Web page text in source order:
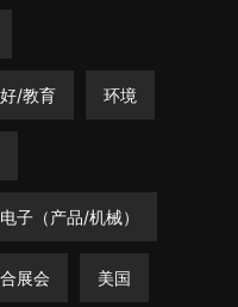
/教育 环境
子（产品/机械）
展会 美国